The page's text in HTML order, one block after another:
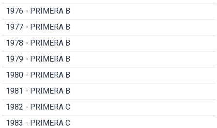
1976 - PRIMERA B
1977 - PRIMERA B
1978 - PRIMERA B
1979 - PRIMERA B
1980 - PRIMERA B
1981 - PRIMERA B
1982 - PRIMERA C
1983 - PRIMERA C